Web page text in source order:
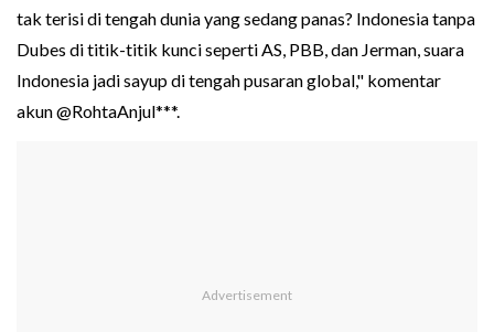
tak terisi di tengah dunia yang sedang panas? Indonesia tanpa
Dubes di titik-titik kunci seperti AS, PBB, dan Jerman, suara
Indonesia jadi sayup di tengah pusaran global," komentar
akun @RohtaAnjul***.